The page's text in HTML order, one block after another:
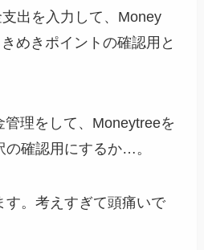
出を入力して、Money
めきポイントの確認用と
理をして、Moneytreeを
の確認用にするか…。
す。考えすぎて頭痛いで